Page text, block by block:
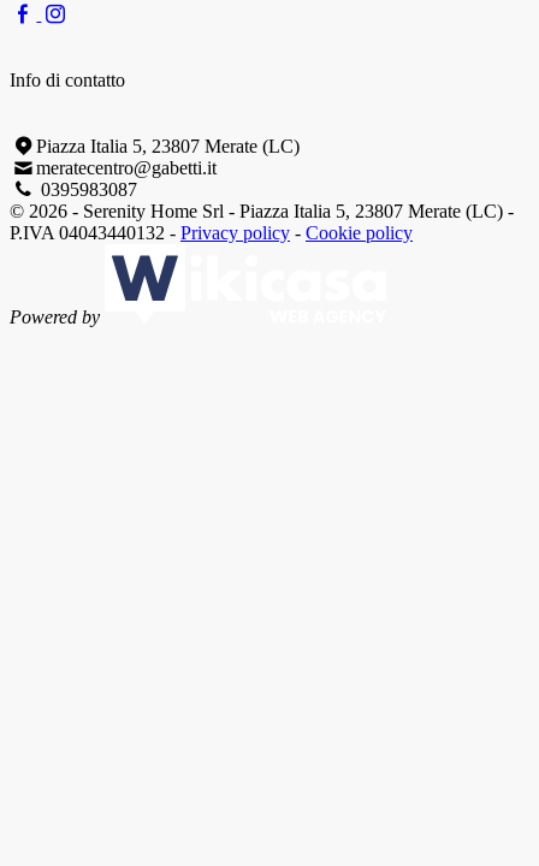
Info di contatto
Piazza Italia 5, 23807 Merate (LC)
meratecentro@gabetti.it
0395983087
© 2026 - Serenity Home Srl - Piazza Italia 5, 23807 Merate (LC) -
P.IVA 04043440132 - Privacy policy - Cookie policy
Powered by